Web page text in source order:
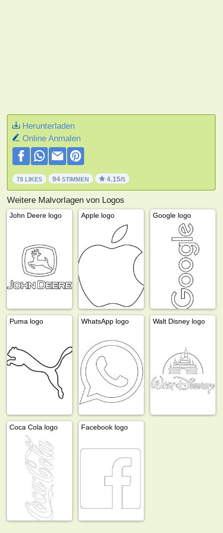
Herunterladen
Online Anmalen
78 LIKES 94 STIMMEN 4.15/5
Weitere Malvorlagen von Logos
John Deere logo Apple logo Google logo
Puma logo WhatsApp logo Walt Disney logo
Coca Cola logo Facebook logo